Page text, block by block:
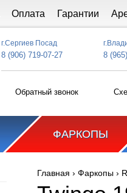
Оплата Гарантии
г.Сергиев Посад
8 (906) 719-07-27 8
Обратный звонок
ФАРКОПЫ
Вы здесь
Главная › Фаркопы ›